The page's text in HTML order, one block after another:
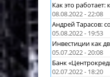
Как это работает:
08.08.2022 - 22:08
Андрей Тарасов:
05.08.2022 - 19:53
Инвестиции как
05.07.2022 - 20:08
Банк
02.07.2022 - 18:20